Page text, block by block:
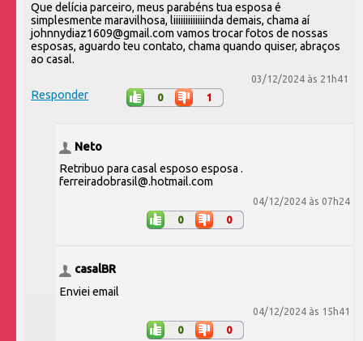
Que delícia parceiro, meus parabéns tua esposa é
simplesmente maravilhosa, liiiiiiiiiiiiinda demais, chama aí
johnnydiaz1609@gmail.com vamos trocar fotos de nossas
esposas, aguardo teu contato, chama quando quiser, abraços
ao casal.
03/12/2024 às 21h41
Responder 0 1
Neto
Retribuo para casal esposo esposa .
ferreiradobrasil@.hotmail.com
04/12/2024 às 07h24
0 0
casalBR
Enviei email
04/12/2024 às 15h41
0 0